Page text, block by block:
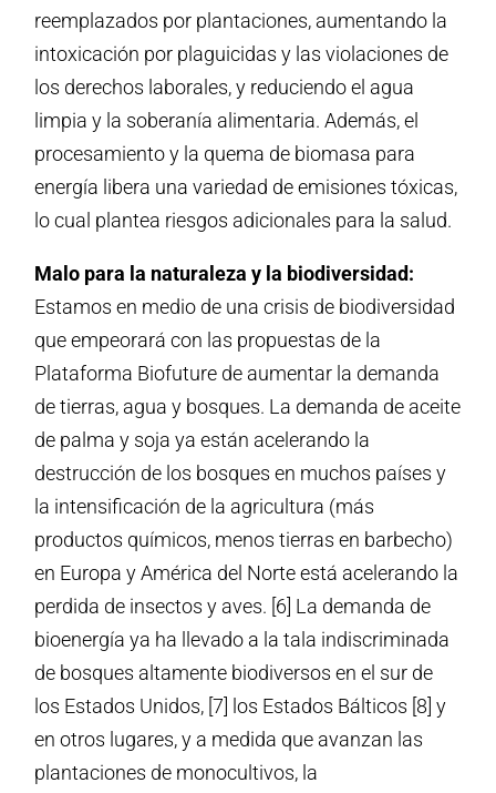
reemplazados por plantaciones, aumentando la
intoxicación por plaguicidas y las violaciones de
los derechos laborales, y reduciendo el agua
limpia y la soberanía alimentaria. Además, el
procesamiento y la quema de biomasa para
energía libera una variedad de emisiones tóxicas,
lo cual plantea riesgos adicionales para la salud.
Malo para la naturaleza y la biodiversidad:
Estamos en medio de una crisis de biodiversidad
que empeorará con las propuestas de la
Plataforma Biofuture de aumentar la demanda
de tierras, agua y bosques. La demanda de aceite
de palma y soja ya están acelerando la
destrucción de los bosques en muchos países y
la intensificación de la agricultura (más
productos químicos, menos tierras en barbecho)
en Europa y América del Norte está acelerando la
perdida de insectos y aves. [6] La demanda de
bioenergía ya ha llevado a la tala indiscriminada
de bosques altamente biodiversos en el sur de
los Estados Unidos, [7] los Estados Bálticos [8] y
en otros lugares, y a medida que avanzan las
plantaciones de monocultivos, la